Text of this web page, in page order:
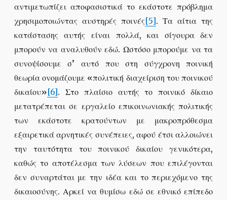
αντιμετωπίζει αποφασιστικά το εκάστοτε πρόβλημα
χρησιμοποιώντας αυστηρές ποινές[5]. Τα αίτια της
κατάστασης αυτής είναι πολλά, και σίγουρα δεν
μπορούν να αναλυθούν εδώ. Ωστόσο μπορούμε να τα
συνοψίσουμε σ’ αυτό που στη σύγχρονη ποινική
θεωρία ονομάζουμε «πολιτική διαχείριση του ποινικού
δικαίου»[6]. Στο πλαίσιο αυτής το ποινικό δίκαιο
μετατρέπεται σε εργαλείο επικοινωνιακής πολιτικής
των εκάστοτε κρατούντων με μακροπρόθεσμα
εξαιρετικά αρνητικές συνέπειες, αφού έτσι αλλοιώνει
την ταυτότητα του ποινικού δικαίου γενικότερα,
καθώς το αποτέλεσμα των λύσεων που επιλέγονται
δεν συναρτάται με την ιδέα και το περιεχόμενο της
δικαιοσύνης. Αρκεί να θυμίσω εδώ σε εθνικό επίπεδο